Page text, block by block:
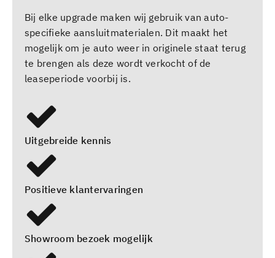
Bij elke upgrade maken wij gebruik van auto-
specifieke aansluitmaterialen. Dit maakt het
mogelijk om je auto weer in originele staat terug
te brengen als deze wordt verkocht of de
leaseperiode voorbij is.
Uitgebreide kennis
Positieve klantervaringen
Showroom bezoek mogelijk